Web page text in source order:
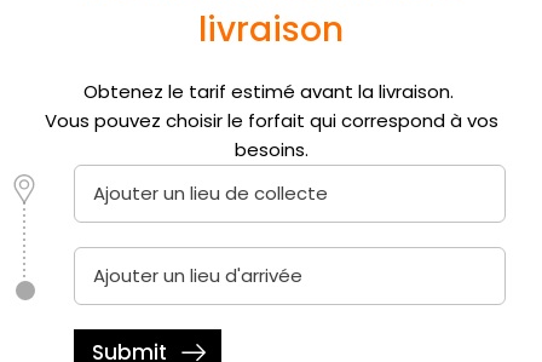
livraison
Obtenez le tarif estimé avant la livraison.
Vous pouvez choisir le forfait qui correspond à vos
besoins.
Ajouter un lieu de collecte
Ajouter un lieu d'arrivée